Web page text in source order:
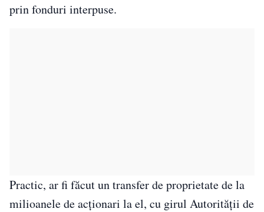
prin fonduri interpuse.
Practic, ar fi făcut un transfer de proprietate de la
milioanele de acționari la el, cu girul Autorității de